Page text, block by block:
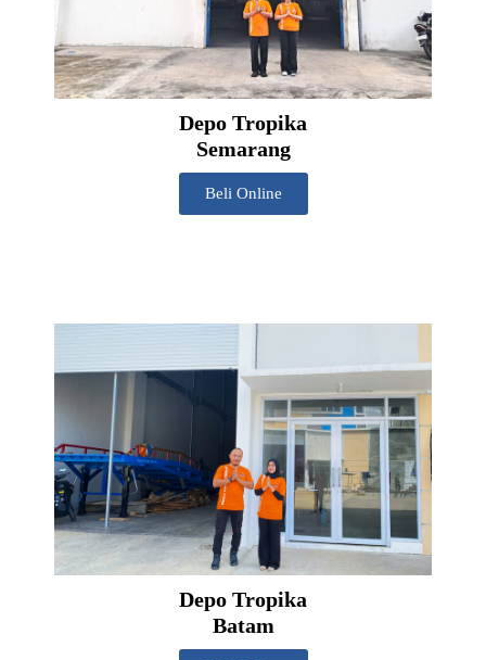
Depo Tropika
Semarang
Beli Online
Depo Tropika
Batam